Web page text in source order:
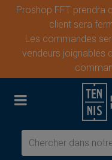
Proshop FFT prendra
client sera
Les commandes
vendeurs joignables